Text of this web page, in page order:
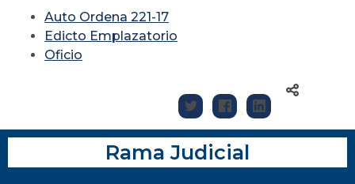
Auto Ordena 221-17
Edicto Emplazatorio
Oficio
Rama Judicial